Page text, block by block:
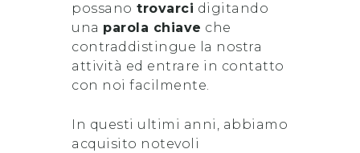
possano trovarci digitando
una parola chiave che
contraddistingue la nostra
attività ed entrare in contatto
con noi facilmente.
In questi ultimi anni, abbiamo
acquisito notevoli